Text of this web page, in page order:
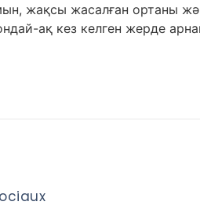
жақсы жасалған ортаны
ақ кез келген жерде